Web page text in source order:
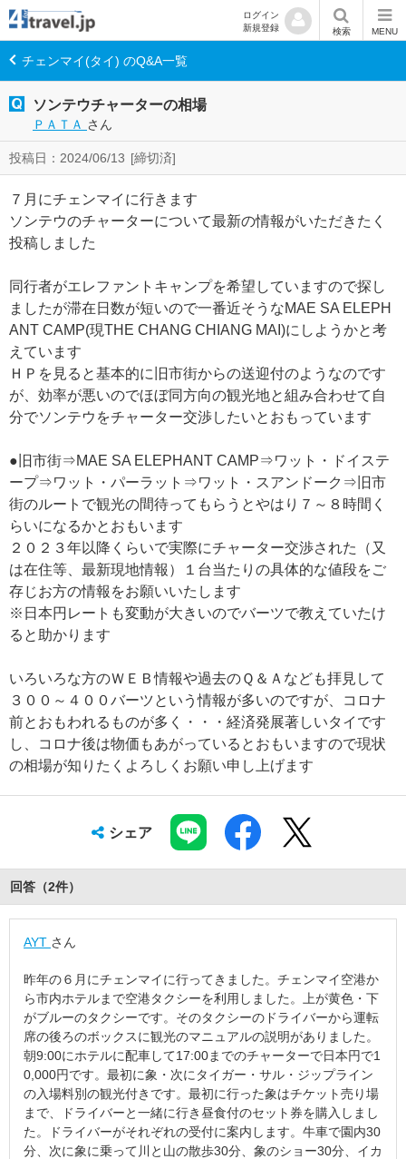
ログイン
新規登録
検索 MENU
チェンマイ(タイ) のQ&A一覧
ソンテウチャーターの相場
ＰＡＴＡ さん
投稿日：2024/06/13 [締切済]
７月にチェンマイに行きます
ソンテウのチャーターについて最新の情報がいただきたく
投稿しました
同行者がエレファントキャンプを希望していますので探し
ましたが滞在日数が短いので一番近そうなMAE SA ELEPH
ANT CAMP(現THE CHANG CHIANG MAI)にしようかと考
えています
ＨＰを見ると基本的に旧市街からの送迎付のようなのです
が、効率が悪いのでほぼ同方向の観光地と組み合わせて自
分でソンテウをチャーター交渉したいとおもっています
●旧市街⇒MAE SA ELEPHANT CAMP⇒ワット・ドイステ
ープ⇒ワット・パーラット⇒ワット・スアンドーク⇒旧市
街のルートで観光の間待ってもらうとやはり７～８時間く
らいになるかとおもいます
２０２３年以降くらいで実際にチャーター交渉された（又
は在住等、最新現地情報）１台当たりの具体的な値段をご
存じお方の情報をお願いいたします
※日本円レートも変動が大きいのでバーツで教えていたけ
ると助かります
いろいろな方のＷＥＢ情報や過去のＱ＆Ａなども拝見して
３００～４００バーツという情報が多いのですが、コロナ
前とおもわれるものが多く・・・経済発展著しいタイです
し、コロナ後は物価もあがっているとおもいますので現状
の相場が知りたくよろしくお願い申し上げます
シェア
回答（2件）
AYT さん
昨年の６月にチェンマイに行ってきました。チェンマイ空港か
ら市内ホテルまで空港タクシーを利用しました。上が黄色・下
がブルーのタクシーです。そのタクシーのドライバーから運転
席の後ろのボックスに観光のマニュアルの説明がありました。
朝9:00にホテルに配車して17:00までのチャーターで日本円で1
0,000円です。最初に象・次にタイガー・サル・ジップライン
の入場料別の観光付きです。最初に行った象はチケット売り場
まで、ドライバーと一緒に行き昼食付のセット券を購入しまし
た。ドライバーがそれぞれの受付に案内します。牛車で園内30
分、次に象に乗って川と山の散歩30分、象のショー30分、イカ